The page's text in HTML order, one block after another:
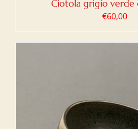
Ciotola grigio verde
€60,00